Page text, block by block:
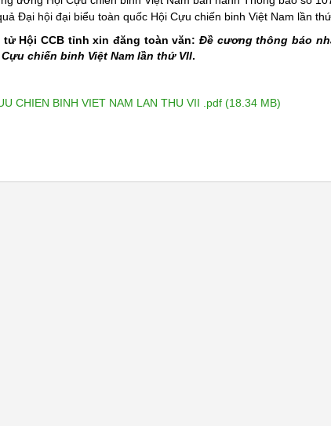
Đại hội đại biểu toàn quốc Hội Cựu chiến binh Việt Nam lần thứ
tử Hội CCB tỉnh xin đăng toàn văn:Đề cương thông báo
chiến binh Việt Nam lần thứ VII.
CHIEN BINH VIET NAM LAN THU VII .pdf (18.34 MB)